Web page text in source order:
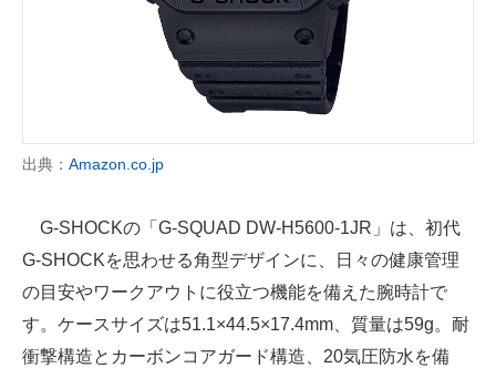
出典： Amazon.co.jp
G-SHOCKの「G-SQUAD DW-H5600-1JR」は、初代
G-SHOCKを思わせる角型デザインに、日々の健康管理
の目安やワークアウトに役立つ機能を備えた腕時計で
す。ケースサイズは51.1×44.5×17.4mm、質量は59g。耐
衝撃構造とカーボンコアガード構造、20気圧防水を備